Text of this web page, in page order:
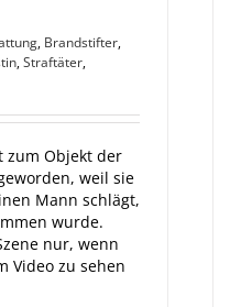
, Brandstifter,
,Straftäter,
zum Objekt der
weil sie
Mann schlägt,
wurde.
nur, wenn
Video zu sehen